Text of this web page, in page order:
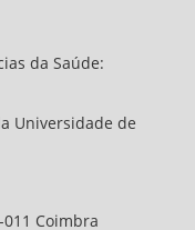
da Saúde:
Universidade de
Coimbra